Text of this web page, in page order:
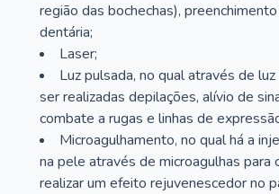
região das bochechas),
dentária;
Laser;
Luz pulsada, no qual através de
ser realizadas depilações, alívio de
combate a rugas e linhas de
Microagulhamento, no qual há a
na pele através de microagulhas para
realizar um efeito rejuvenescedor no